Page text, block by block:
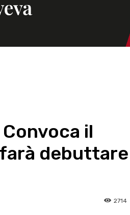
il
debuttare
2714